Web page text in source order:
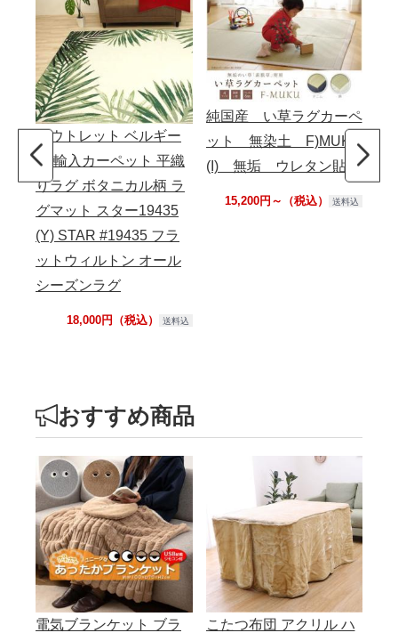
アウトレット ベルギー
製 輸入カーペット 平織
りラグ ボタニカル柄 ラ
グマット スター19435
(Y) STAR #19435 フラ
ットウィルトン オール
シーズンラグ
18,000円（税込） 送料込
純国産 い草ラグカーペ
ット 無染土 F)MUKU
(I) 無垢 ウレタン貼り
15,200円～（税込） 送料込
サ
おすすめ商品
電気ブランケット ブラ
こたつ布団 アクリル ハ